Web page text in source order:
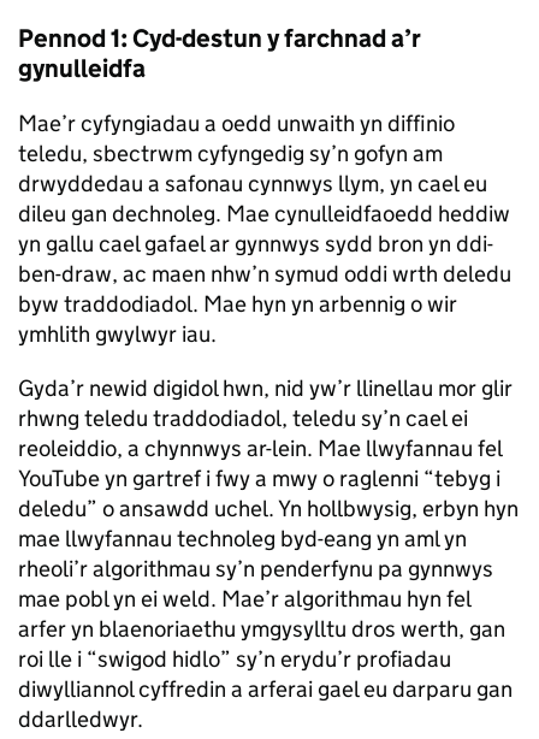
Pennod 1: Cyd-destun y farchnad a’r
gynulleidfa
Mae’r cyfyngiadau a oedd unwaith yn diffinio
teledu, sbectrwm cyfyngedig sy’n gofyn am
drwyddedau a safonau cynnwys llym, yn cael eu
dileu gan dechnoleg. Mae cynulleidfaoedd heddiw
yn gallu cael gafael ar gynnwys sydd bron yn ddi-
ben-draw, ac maen nhw’n symud oddi wrth deledu
byw traddodiadol. Mae hyn yn arbennig o wir
ymhlith gwylwyr iau.
Gyda’r newid digidol hwn, nid yw’r llinellau mor glir
rhwng teledu traddodiadol, teledu sy’n cael ei
reoleiddio, a chynnwys ar-lein. Mae llwyfannau fel
YouTube yn gartref i fwy a mwy o raglenni “tebyg i
deledu” o ansawdd uchel. Yn hollbwysig, erbyn hyn
mae llwyfannau technoleg byd-eang yn aml yn
rheoli’r algorithmau sy’n penderfynu pa gynnwys
mae pobl yn ei weld. Mae’r algorithmau hyn fel
arfer yn blaenoriaethu ymgysylltu dros werth, gan
roi lle i “swigod hidlo” sy’n erydu’r profiadau
diwylliannol cyffredin a arferai gael eu darparu gan
ddarlledwyr.